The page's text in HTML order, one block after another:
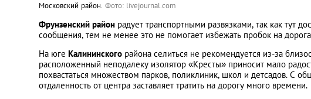
Московский район. Фото: livejournal.com
Фрунзенский район радует транспортными развязками, так как тут
сообщения, тем не менее это не помогает избежать пробок на
На юге Калининского района селиться не рекомендуется из-за
расположенный неподалеку изолятор «Кресты» приносит мало
похвастаться множеством парков, поликлиник, школ и детсадов. С
отдаленность от центра заставляет тратить на дорогу много времени.